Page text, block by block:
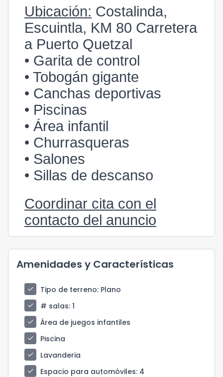
Ubicación: Costalinda,
Escuintla, KM 80 Carretera
a Puerto Quetzal
• Garita de control
• Tobogán gigante
• Canchas deportivas
• Piscinas
• Área infantil
• Churrasqueras
• Salones
• Sillas de descanso
Coordinar cita con el
contacto del anuncio
Amenidades y Características
check Tipo de terreno: Plano
check
# salas: 1
check
Área de juegos infantiles
check
Piscina
check
Lavanderia
check
Espacio para automóviles: 4